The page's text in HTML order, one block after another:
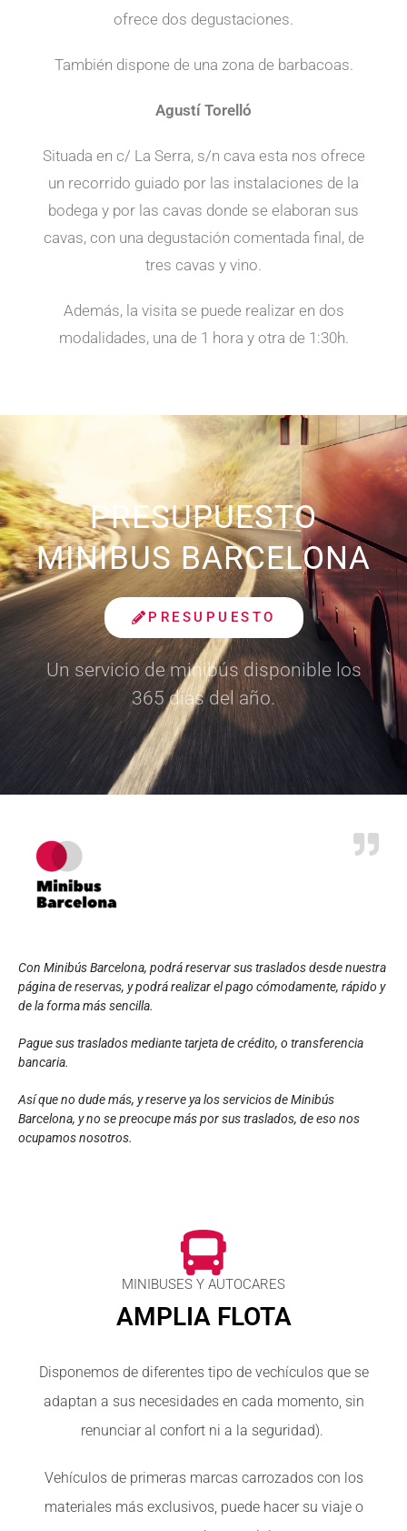
ofrece dos degustaciones.
También dispone de una zona de barbacoas.
Agustí Torelló
Situada en c/ La Serra, s/n cava esta nos ofrece
un recorrido guiado por las instalaciones de la
bodega y por las cavas donde se elaboran sus
cavas, con una degustación comentada final, de
tres cavas y vino.
Además, la visita se puede realizar en dos
modalidades, una de 1 hora y otra de 1:30h.
PRESUPUESTO
MINIBUS BARCELONA
PRESUPUESTO
Un servicio de minibús disponible los
365 días del año.
Con Minibús Barcelona, podrá reservar sus traslados desde nuestra
página dereservas, y podrá realizar el pago cómodamente, rápido y
de la forma más sencilla.
Pague sus traslados mediante tarjeta de crédito, o transferencia
bancaria.
Así que no dude más, y reserve ya los servicios de Minibús
Barcelona, y no se preocupe más por sus traslados, de eso nos
ocupamos nosotros.
MINIBUSES Y AUTOCARES
AMPLIA FLOTA
Disponemos de diferentes tipo de vechículos que se
adaptan a sus necesidades en cada momento, sin
renunciar al confort ni a la seguridad).
Vehículos de primeras marcas carrozados con los
materiales más exclusivos, puede hacer su viaje o